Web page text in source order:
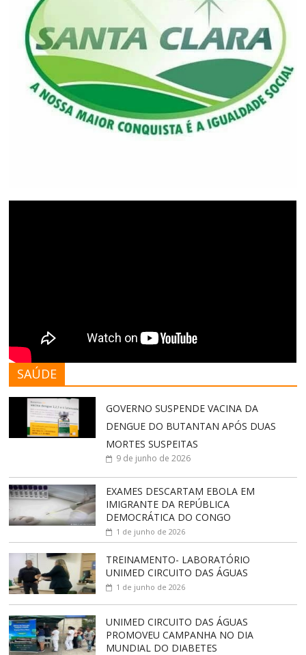
SAÚDE
GOVERNO SUSPENDE VACINA DA
DENGUE DO BUTANTAN APÓS DUAS
MORTES SUSPEITAS
9 de junho de 2026
EXAMES DESCARTAM EBOLA EM
IMIGRANTE DA REPÚBLICA
DEMOCRÁTICA DO CONGO
1 de junho de 2026
TREINAMENTO- LABORATÓRIO
UNIMED CIRCUITO DAS ÁGUAS
1 de junho de 2026
UNIMED CIRCUITO DAS ÁGUAS
PROMOVEU CAMPANHA NO DIA
MUNDIAL DO DIABETES